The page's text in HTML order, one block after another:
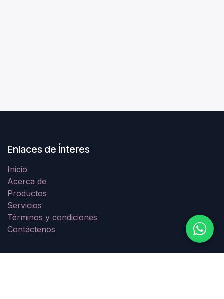
Enlaces de Ínteres
Inicio
Acerca de
Productos
Servicios
Términos y condiciones
Contáctenos